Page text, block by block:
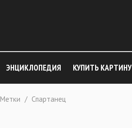
ЭНЦИКЛОПЕДИЯ КУПИТЬ КАРТИНУ
Метки / Спартанец